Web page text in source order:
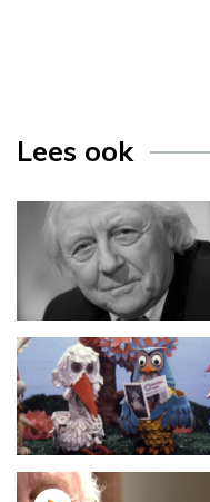
Lees ook